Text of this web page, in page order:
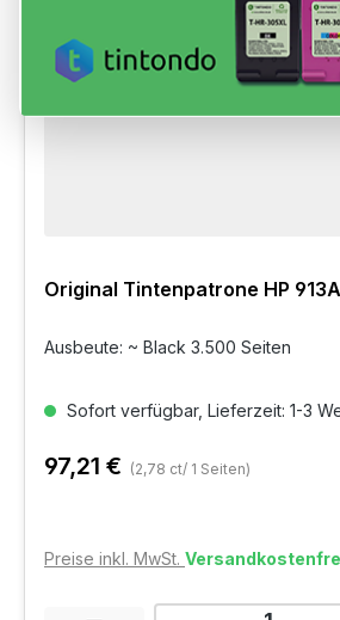
Original Tintenpatrone HP
Ausbeute: ~ Black 3.500 Seiten
Sofort verfügbar, Lieferzeit: 1-3
97,21 € (2,78 ct/ 1 Seiten)
Preise inkl. MwSt.